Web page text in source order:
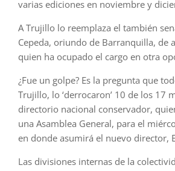
varias ediciones en noviembre y
A Trujillo lo reemplaza el también
Cepeda, oriundo de Barranquilla, de
quien ha ocupado el cargo en otra
¿Fue un golpe? Es la pregunta que
Trujillo, lo ‘derrocaron’ 10 de los 17
directorio nacional conservador,
una Asamblea General, para el
en donde asumirá el nuevo director,
Las divisiones internas de la